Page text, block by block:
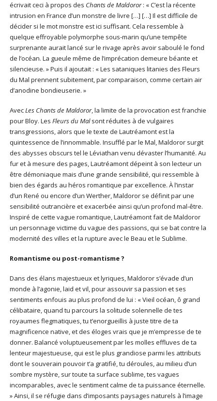
écrivait ceci à propos des Chants de Maldoror: « C’est la récente
intrusion en France d’un monstre de livre […] […] Il est difficile de
décider si le mot monstre est ici suffisant. Cela ressemble à
quelque effroyable polymorphe sous-marin qu’une tempête
surprenante aurait lancé sur le rivage après avoir saboulé le fond
de l’océan. La gueule même de l’imprécation demeure béante et
silencieuse. » Puis il ajoutait : « Les sataniques litanies des Fleurs
du Mal prennent subitement, par comparaison, comme certain air
d’anodine bondieuserie. »
AvecLes Chants de Maldoror, la limite de la provocation est franchie
pour Bloy. Les Fleurs du Malsont réduites à de vulgaires
transgressions, alors que le texte de Lautréamont est la
quintessence de l’innommable. Insufflé par le Mal, Maldoror surgit
des abysses obscurs tel le Léviathan venu dévaster l’humanité. Au
fur et à mesure des pages, Lautréamont dépeint à son lecteur un
être démoniaque mais d’une grande sensibilité, qui ressemble à
bien des égards au héros romantique par excellence. À l’instar
d’un René ou encore d’un Werther, Maldoror se définit par une
sensibilité outrancière et exacerbée ainsi qu’un profond mal-être.
Inspiré de cette vague romantique, Lautréamont fait de Maldoror
un personnage victime du vague des passions, qui se bat contre la
modernité des villes et la rupture avec le Beau et le Sublime.
Romantisme ou post-romantisme ?
Dans des élans majestueux et lyriques, Maldoror s’évade d’un
monde à l’agonie, laid et vil, pour assouvir sa passion et ses
sentiments enfouis au plus profond de lui : « Vieil océan, ô grand
célibataire, quand tu parcours la solitude solennelle de tes
royaumes flegmatiques, tu t’enorgueillis à juste titre de ta
magnificence native, et des éloges vrais que je m’empresse de te
donner. Balancé voluptueusement par les molles effluves de ta
lenteur majestueuse, qui est le plus grandiose parmi les attributs
dont le souverain pouvoir t’a gratifié, tu déroules, au milieu d’un
sombre mystère, sur toute ta surface sublime, tes vagues
incomparables, avec le sentiment calme de ta puissance éternelle.
» Ainsi, il se réfugie dans d’imposants paysages naturels à l’image